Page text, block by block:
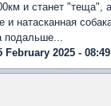
и станет "теща",
и натасканная
подальше...
2025 - 08:49